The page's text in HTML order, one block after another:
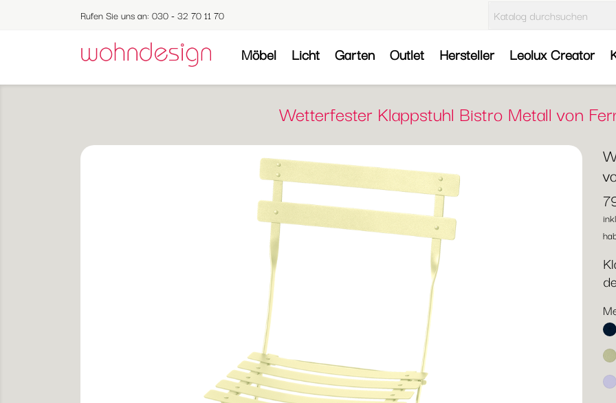
Rufen Sie uns an: 030 - 32 70 11 70
Möbel Licht Garten Outlet Hersteller Leolux Creator
Wetterfester Klappstuhl Bistro Metall von